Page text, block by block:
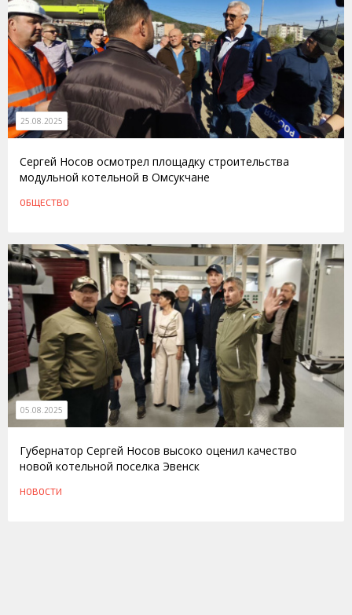
25.08.2025
Сергей Носов осмотрел площадку строительства
модульной котельной в Омсукчане
ОБЩЕСТВО
05.08.2025
Губернатор Сергей Носов высоко оценил качество
новой котельной поселка Эвенск
НОВОСТИ